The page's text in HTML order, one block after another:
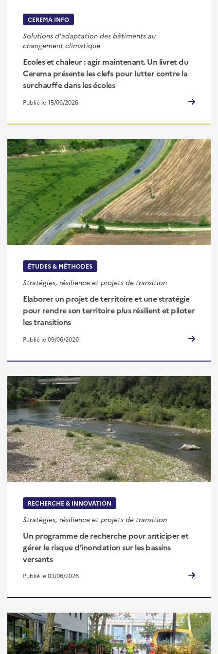
CEREMA INFO
Solutions d'adaptation des bâtiments au
changement climatique
Ecoles et chaleur : agir maintenant. Un livret du
Cerema présente les clefs pour lutter contre la
surchauffe dans les écoles
Publié le 15/06/2026
ÉTUDES & MÉTHODES
Stratégies, résilience et projets de transition
Elaborer un projet de territoire et une stratégie
pour rendre son territoire plus résilient et piloter
les transitions
Publié le 09/06/2026
RECHERCHE & INNOVATION
Stratégies, résilience et projets de transition
Un programme de recherche pour anticiper et
gérer le risque d’inondation sur les bassins
versants
Publié le 03/06/2026